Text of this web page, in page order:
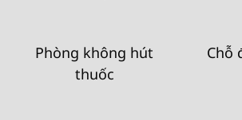
Phòng không hút
thuốc
Chỗ